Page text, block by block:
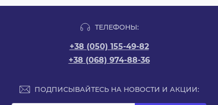
ТЕЛЕФОНЫ:
+38 (050) 155-49-82
+38 (068) 974-88-36
ПОДПИСЫВАЙТЕСЬ НА НОВОСТИ И АКЦИИ: